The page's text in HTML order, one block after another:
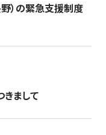
）の緊急支援制度
まして